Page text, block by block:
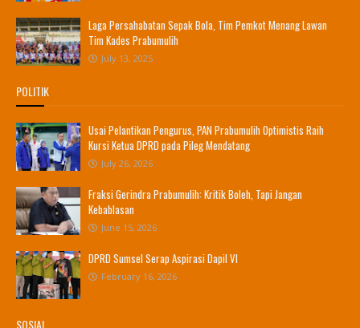
Laga Persahabatan Sepak Bola, Tim Pemkot Menang Lawan
Tim Kades Prabumulih
July 13, 2025
POLITIK
Usai Pelantikan Pengurus, PAN Prabumulih Optimistis Raih
Kursi Ketua DPRD pada Pileg Mendatang
July 26, 2026
Fraksi Gerindra Prabumulih: Kritik Boleh, Tapi Jangan
Kebablasan
June 15, 2026
DPRD Sumsel Serap Aspirasi Dapil VI
February 16, 2026
SOSIAL